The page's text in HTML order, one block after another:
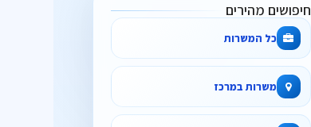
חיפושים מהירים
כל המשרות
משרות במרכז